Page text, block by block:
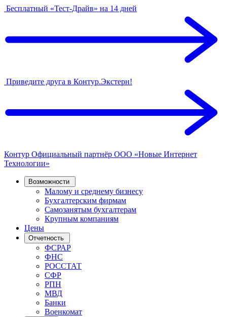
Бесплатный «Тест-Драйв» на 14 дней
Приведите друга в Контур.Экстерн!
Контур Официальный партнёр ООО «Новые Интернет
Технологии»
Возможности
Малому и среднему бизнесу
Бухгалтерским фирмам
Самозанятым бухгалтерам
Крупным компаниям
Цены
Отчетность
ФСРАР
ФНС
РОССТАТ
СФР
РПН
МВД
Банки
Военкомат